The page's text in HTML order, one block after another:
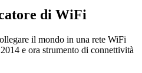
di WiFi
il mondo in una rete WiFi
e ora strumento di connettività